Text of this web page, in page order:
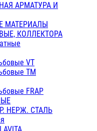
АРМАТУРА И
МАТЕРИАЛЫ
КОЛЛЕКТОРА
VT
ТМ
FRAP
НЕРЖ. СТАЛЬ